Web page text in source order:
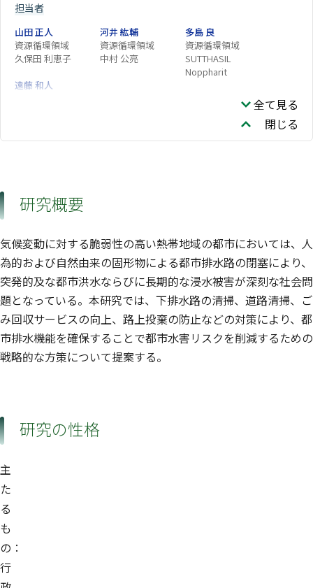
担当者
山田 正人
資源循環領域
河井 紘輔
資源循環領域
多島 良
資源循環領域
久保田 利恵子
中村 公亮
SUTTHASIL
Noppharit
遠藤 和人
全て見る
閉じる
研究概要
気候変動に対する脆弱性の高い熱帯地域の都市においては、人
為的および自然由来の固形物による都市排水路の閉塞により、
突発的及な都市洪水ならびに長期的な浸水被害が深刻な社会問
題となっている。本研究では、下排水路の清掃、道路清掃、ご
み回収サービスの向上、路上投棄の防止などの対策により、都
市排水機能を確保することで都市水害リスクを削減するための
戦略的な方策について提案する。
研究の性格
主
た
る
も
の：
行